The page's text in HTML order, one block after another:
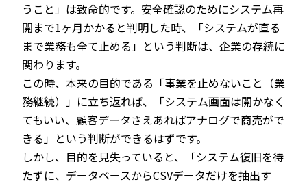
うこと」は致命的です。安全確認のためにシステム再
開まで1ヶ月かかると判明した時、「システムが直る
まで業務も全て止める」という判断は、企業の存続に
関わります。
この時、本来の目的である「事業を止めないこと（業
務継続）」に立ち返れば、「システム画面は開かなく
てもいい、顧客データさえあればアナログで商売がで
きる」という判断ができるはずです。
しかし、目的を見失っていると、「システム復旧を待
たずに、データベースからCSVデータだけを抽出す